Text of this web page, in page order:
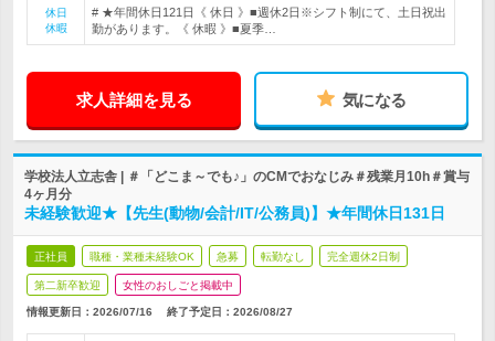
休日
休暇
# ★年間休日121日《 休日 》■週休2日※シフト制にて、土日祝出
勤があります。《 休暇 》■夏季…
求人詳細を見る 気になる
学校法人立志舎 | ＃「どこま～でも♪」のCMでおなじみ＃残業月10h＃賞与
4ヶ月分
未経験歓迎★【先生(動物/会計/IT/公務員)】★年間休日131日
正社員 職種・業種未経験OK 急募 転勤なし 完全週休2日制
第二新卒歓迎 女性のおしごと掲載中
情報更新日：2026/07/16 終了予定日： 2026/08/27